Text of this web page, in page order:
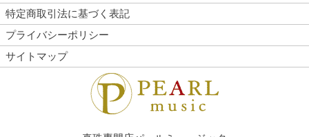
特定商取引法に基づく表記
プライバシーポリシー
サイトマップ